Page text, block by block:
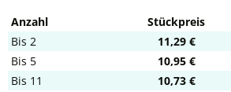
Anzahl Stückpreis
Bis 2 11,29 €
Bis 5 10,95 €
Bis 11 10,73 €